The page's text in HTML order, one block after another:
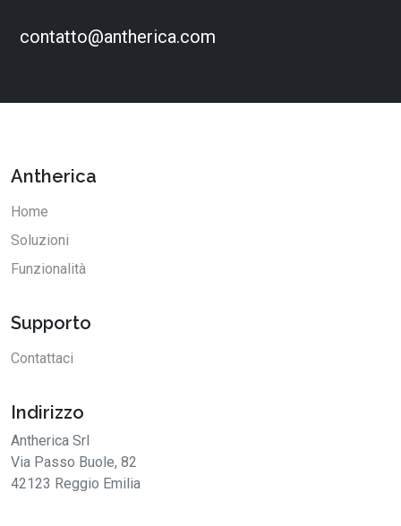
contatto@antherica.com
Antherica
Home
Soluzioni
Funzionalità
Supporto
Contattaci
Indirizzo
Antherica Srl
Via Passo Buole, 82
42123 Reggio Emilia